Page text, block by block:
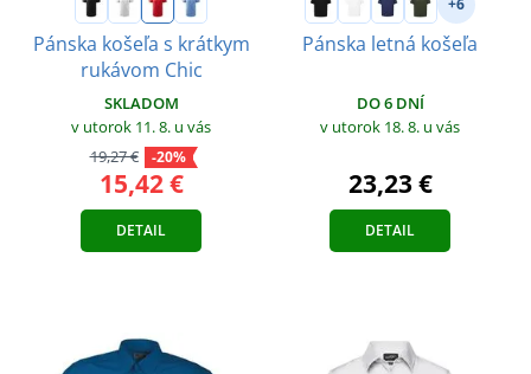
Pánska košeľa s krátkym
rukávom Chic
SKLADOM
v utorok 11. 8. u vás
19,27 €
-20%
15,42 €
DETAIL
+6
Pánska letná košeľa
DO 6 DNÍ
v utorok 18. 8. u vás
23,23 €
DETAIL